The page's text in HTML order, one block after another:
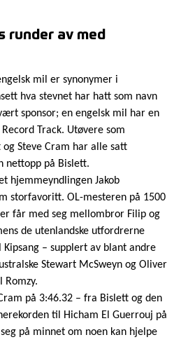
runder av med
mil er synonymer i
hva stevnet har hatt som navn
sponsor; en engelsk mil har en
Track. Utøvere som
og Steve Cram har alle satt
nettopp på Bislett.
hjemmeyndlingen Jakob
storfavoritt. OL-mesteren på 1500
får med seg mellombror Filip og
de utenlandske utfordrerne
Kipsang – supplert av blant andre
Stewart McSweyn og Oliver
Romzy.
på 3:46.32 – fra Bislett og den
til Hicham El Guerrouj på
på minnet om noen kan hjelpe